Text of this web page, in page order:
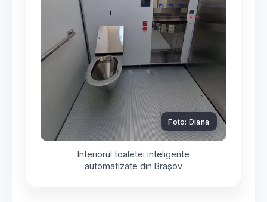
Foto: Diana
Interiorul toaletei inteligente
automatizate din Brașov